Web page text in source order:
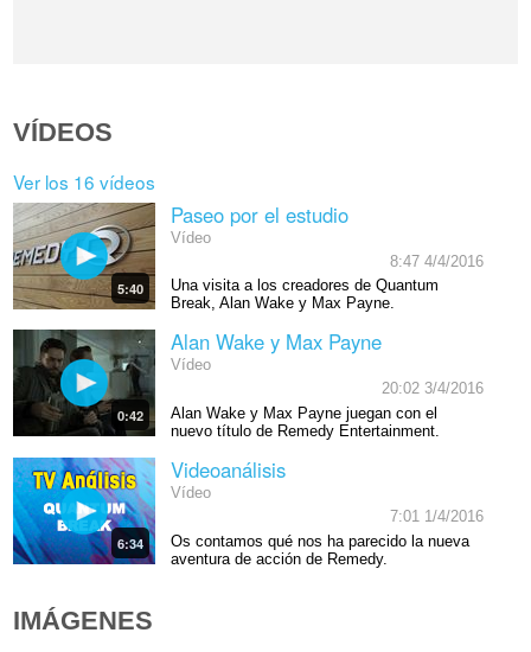
VÍDEOS
Ver los 16 vídeos
5:40
Paseo por el estudio
Vídeo
8:47 4/4/2016
Una visita a los creadores de Quantum
Break, Alan Wake y Max Payne.
0:42
Alan Wake y Max Payne
Vídeo
20:02 3/4/2016
Alan Wake y Max Payne juegan con el
nuevo título de Remedy Entertainment.
6:34
Videoanálisis
Vídeo
7:01 1/4/2016
Os contamos qué nos ha parecido la nueva
aventura de acción de Remedy.
IMÁGENES